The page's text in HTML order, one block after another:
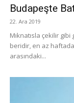
Budapeşte
22. Ara 2019
Mıknatısla çekilir
beridir, en az
arasındaki...